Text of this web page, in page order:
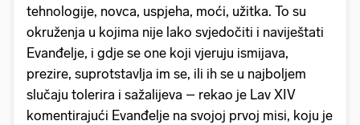
tehnologije, novca, uspjeha, moći, užitka. To su
okruženja u kojima nije lako svjedočiti i naviještati
Evanđelje, i gdje se one koji vjeruju ismijava,
prezire, suprotstavlja im se, ili ih se u najboljem
slučaju tolerira i sažalijeva – rekao je Lav XIV
komentirajući Evanđelje na svojoj prvoj misi, koju je